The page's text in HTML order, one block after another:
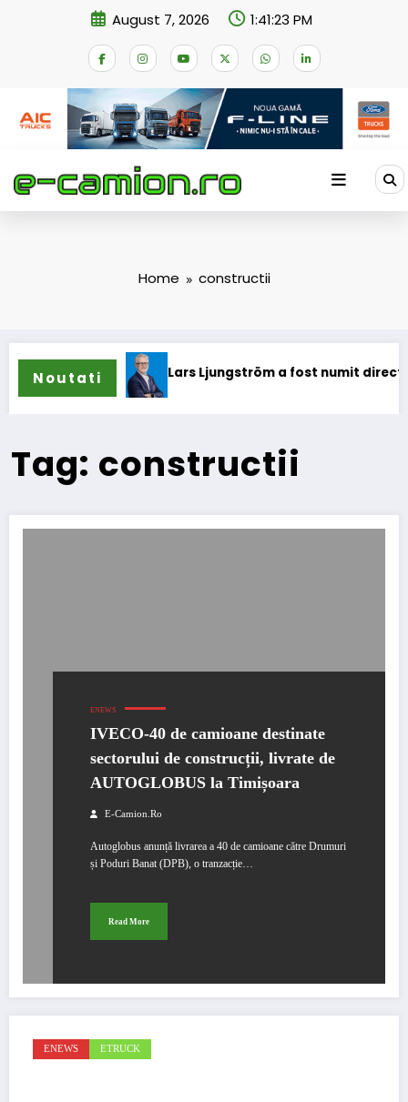
August 7, 2026 1:41:24 PM
Home constructii
Noutati
Lars Ljungström a fost numit director general (CFO)
Tag: constructii
ENEWS
IVECO-40 de camioane destinate
sectorului de construcții, livrate de
AUTOGLOBUS la Timișoara
E-Camion.ro
Autoglobus anunță livrarea a 40 de camioane către Drumuri
și Poduri Banat (DPB), o tranzacție…
Read More
ENEWS ETRUCK